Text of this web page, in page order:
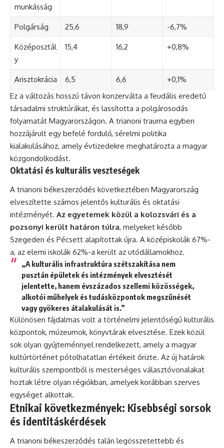
munkásság
Polgárság 25,6 18,9 -6,7%
Középosztál
y
15,4 16,2 +0,8%
Arisztokrácia 6,5 6,6
+0,1%
Ez a változás hosszú távon konzerválta a feudális eredetű
társadalmi struktúrákat, és lassította a polgárosodás
folyamatát Magyarországon. A trianoni trauma egyben
hozzájárult egy befelé forduló, sérelmi politika
kialakulásához, amely évtizedekre meghatározta a magyar
közgondolkodást.
Oktatási és kulturális veszteségek
A trianoni békeszerződés következtében Magyarország
elveszítette számos jelentős kulturális és oktatási
intézményét. Az egyetemek közül a kolozsvári és a
pozsonyi került határon túlra, melyeket később
Szegeden és Pécsett alapítottak újra. A középiskolák 67%-
a, az elemi iskolák 62%-a került az utódállamokhoz.
„A kulturális infrastruktúra szétszakítása nem
pusztán épületek és intézmények elvesztését
jelentette, hanem évszázados szellemi közösségek,
alkotói műhelyek és tudásközpontok megszűnését
vagy gyökeres átalakulását is.”
Különösen fájdalmas volt a történelmi jelentőségű kulturális
központok, múzeumok, könyvtárak elvesztése. Ezek közül
sok olyan gyűjteménnyel rendelkezett, amely a magyar
kultúrtörténet pótolhatatlan értékeit őrizte. Az új határok
kulturális szempontból is mesterséges választóvonalakat
hoztak létre olyan régiókban, amelyek korábban szerves
egységet alkottak.
Etnikai következmények: Kisebbségi sorsok
és identitáskérdések
A trianoni békeszerződés talán legösszetettebb és